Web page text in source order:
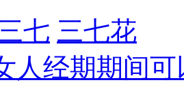
七 三七花
人经期期间